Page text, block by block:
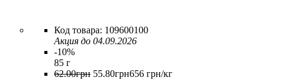
109600100
Акция до 04.09.2026
-10%
85 г
62.00грн 55.80грн656 грн/кг